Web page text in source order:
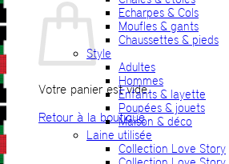
Votre panier est vide.
Retour à la boutique
Echarpes & Cols
Moufles & gants
Chaussettes & pieds
Style
Adultes
Hommes
Enfants & layette
Poupées & jouets
Maison & déco
Laine utilisée
Collection Love Story